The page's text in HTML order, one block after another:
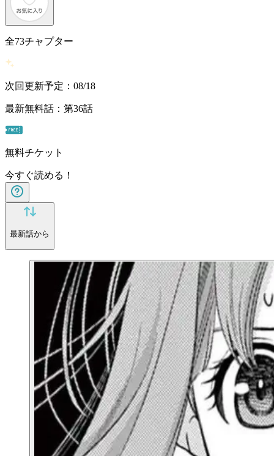
全73チャプター
次回更新予定：08/18
最新無料話：第36話
無料チケット
今すぐ読める！
最新話から